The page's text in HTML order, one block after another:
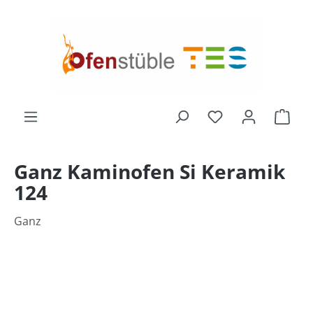
Du hast 0
Ganz Kaminofen Si Keramik
124
Ganz